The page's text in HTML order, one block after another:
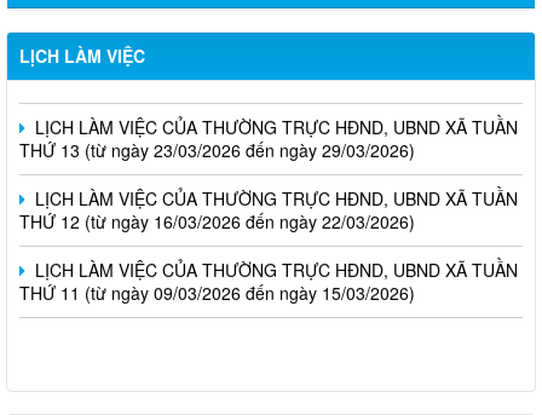
LỊCH LÀM VIỆC
LỊCH LÀM VIỆC CỦA THƯỜNG TRỰC HĐND, UBND PHƯỜNG
TUẦN THỨ 19
LỊCH LÀM VIỆC CỦA THƯỜNG TRỰC HĐND, UBND XÃ TUẦN
THỨ 13 (từ ngày 23/03/2026 đến ngày 29/03/2026)
LỊCH LÀM VIỆC CỦA THƯỜNG TRỰC HĐND, UBND XÃ TUẦN
THỨ 12 (từ ngày 16/03/2026 đến ngày 22/03/2026)
LỊCH LÀM VIỆC CỦA THƯỜNG TRỰC HĐND, UBND XÃ TUẦN
THỨ 11 (từ ngày 09/03/2026 đến ngày 15/03/2026)